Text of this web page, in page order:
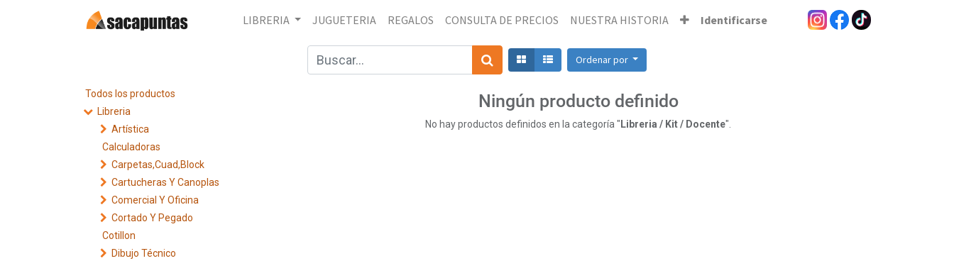
LIBRERIA JUGUETERIA REGALOS CONSULTA DE PRECIOS NUESTRA HISTORIA Identificarse
Ordenar por
Todos los productos
Libreria
Artística
Calculadoras
Carpetas,Cuad,Block
Cartucheras Y Canoplas
Comercial Y Oficina
Cortado Y Pegado
Cotillon
Dibujo Técnico
Ningún producto definido
No hay productos definidos en la categoría " Libreria / Kit / Docente".